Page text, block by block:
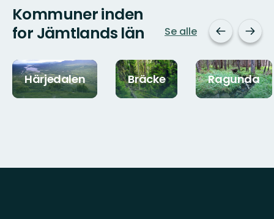
Kommuner inden
for Jämtlands län
Se alle
Härjedalen Bräcke Ragunda